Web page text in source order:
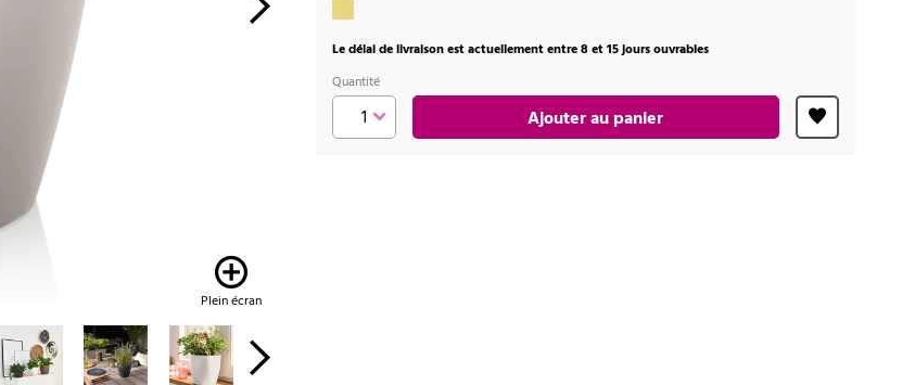
Plein écran
Le délai de livraison est actuellement entre 8 et 15 jours ouvrables
Quantité
Ajouter au panier